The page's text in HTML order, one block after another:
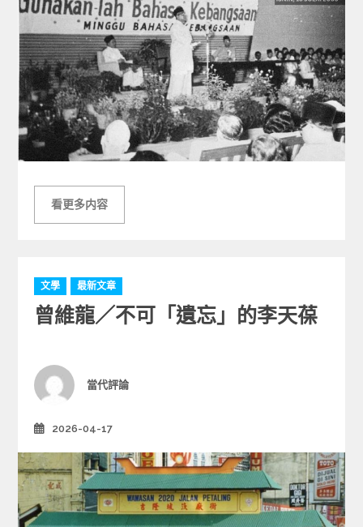
看更多内容
C
a
t
r
s
文學 最新文章
曾維龍／不可「遺忘」的李天葆
Author
當代評論
2026-04-17